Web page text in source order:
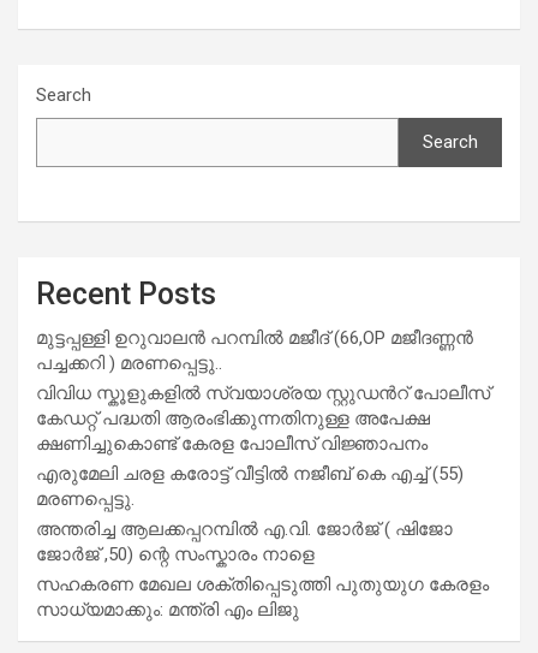
Search
Search
Recent Posts
മുട്ടപ്പള്ളി ഉറുവാലൻ പറമ്പിൽ മജീദ് (66,OP മജീദണ്ണൻ
പച്ചക്കറി ) മരണപ്പെട്ടു..
വിവിധ സ്കൂളുകളില്‍ സ്വയാശ്രയ സ്റ്റുഡന്‍റ് പോലീസ്
കേഡറ്റ് പദ്ധതി ആരംഭിക്കുന്നതിനുള്ള അപേക്ഷ
ക്ഷണിച്ചുകൊണ്ട് കേരള പോലീസ് വിജ്ഞാപനം
എരുമേലി ചരള കരോട്ട് വീട്ടിൽ നജീബ് കെ എച്ച് (55)
മരണപ്പെട്ടു.
അന്തരിച്ച ആ​ല​ക്ക​പ്പ​റമ്പിൽ​ എ.​വി. ജോ​ർ​ജ് ( ഷിജോ
ജോർജ് ,50) ന്റെ സംസ്കാരം നാളെ
സഹകരണ മേഖല ശക്തിപ്പെടുത്തി പുതുയുഗ കേരളം
സാധ്യമാക്കും: മന്ത്രി എം ലിജു